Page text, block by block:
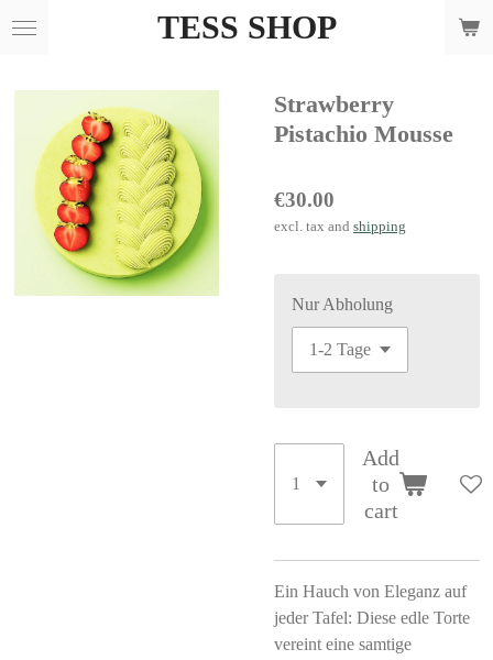
Skip
TESS SHOP
Strawberry
Pistachio Mousse
€30.00
excl. tax and shipping
Nur Abholung
Add
to
cart
Ein Hauch von Eleganz auf
jeder Tafel: Diese edle Torte
vereint eine samtige